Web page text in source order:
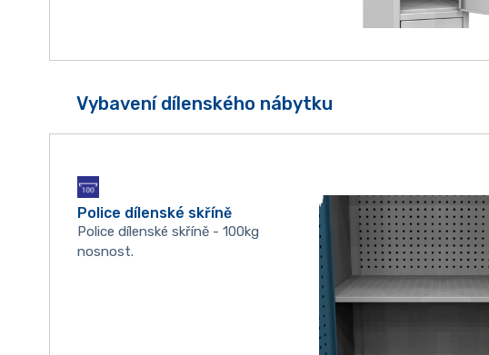
Vybavení dílenského nábytku
Police dílenské skříně
Police dílenské skříně - 100kg
nosnost.